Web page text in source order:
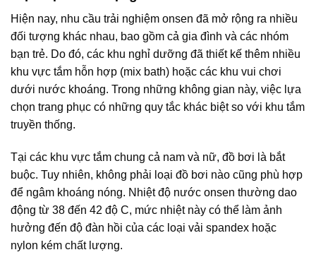
Hiện nay, nhu cầu trải nghiệm onsen đã mở rộng ra nhiều
đối tượng khác nhau, bao gồm cả gia đình và các nhóm
bạn trẻ. Do đó, các khu nghỉ dưỡng đã thiết kế thêm nhiều
khu vực tắm hỗn hợp (mix bath) hoặc các khu vui chơi
dưới nước khoáng. Trong những không gian này, việc lựa
chọn trang phục có những quy tắc khác biệt so với khu tắm
truyền thống.
Tại các khu vực tắm chung cả nam và nữ, đồ bơi là bắt
buộc. Tuy nhiên, không phải loại đồ bơi nào cũng phù hợp
để ngâm khoáng nóng. Nhiệt độ nước onsen thường dao
động từ 38 đến 42 độ C, mức nhiệt này có thể làm ảnh
hưởng đến độ đàn hồi của các loại vải spandex hoặc
nylon kém chất lượng.